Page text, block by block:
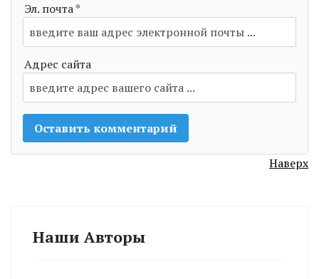
Эл. почта *
Адрес сайта
Наверх
Наши Авторы